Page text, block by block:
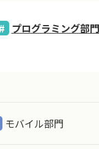
プログラミング部門
モバイル部門